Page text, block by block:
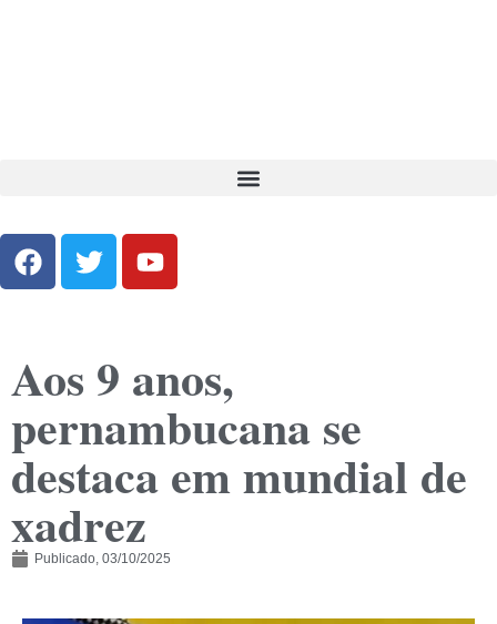
Aos 9 anos,
pernambucana se
destaca em mundial de
xadrez
Publicado, 03/10/2025